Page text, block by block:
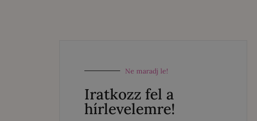
Ne maradj le!
Iratkozz fel a
hírlevelemre!